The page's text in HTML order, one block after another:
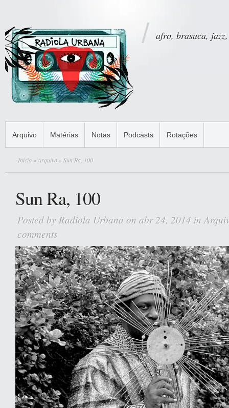
afro, brasuca,
Arquivo Matérias Notas Podcasts Rotações
Início »Arquivo » Sun Ra, 100
Sun Ra, 100
Posted by Radiola Urbana on abr 24, 2014 in
comments